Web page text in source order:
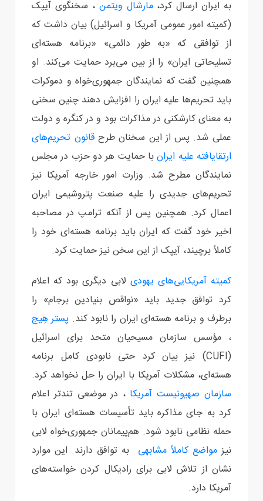
به ایران ارسال کرد،مارشال ویتمن ، سخنگوی آیپک
(کمیته امور عمومی آمریکا و اسرائیل) بیان داشت که
از توافقی که «به طور دائمی» «برنامه هسته‌ای
تسلیحاتی ایران» را از بین می‌برد حمایت می‌کند. او
همچنین گفت که نمایندگان جمهوری‌خواه و دموکرات
باید تحریم‌ها علیه ایران را افزایش دهند چنین سخنی
به معنای کارشکنی در مذاکرات بود و در کنگره و دولت
عملی شد. پس از این سخنان طرح قانون تحریم‌های
ارتقایافته علیه ایرانبا حمایت هر دو حزب در مجلس
نمایندگان مطرح شد. وزارت امور خارجه آمریکا نیز
تحریم‌های جدیدی را علیه صنعت پتروشیمی ایران
اعمال کرد. همچنین پس از آنکه ترامپ در مصاحبه
اخیر خود گفت که ایران باید برنامه هسته‌ای خود را
کاملاً برچیند، آیپک از این سخن نیز حمایت کرد.
کمیته آمریکایی‌های یهودی لابی دیگری بود که اعلام
کرد توافق جدید باید «نواقص بنیادین برجام» را
برطرف و برنامه هسته‌ای ایران را نابود کند. پستر هِیج
، مؤسس سازمان مسیحیان متحد برای اسرائیل
(CUFI) نیز بیان کرد حتی نابودی کامل برنامه
هسته‌ای، مشکلات آمریکا با ایران را حل نخواهد کرد.
سازمان صهیونیست آمریکا ، در موضعی تندتر اعلام
کرد به جای مذاکره باید تأسیسات هسته‌ای ایران با
حمله نظامی نابود شود. هم‌پیمانان جمهوری‌خواه لابی
نیزمواضع کاملاً مشابهی به توافق دارند. این موارد
نشان از تلاش لابی برای رادیکال کردن خواسته‌های
آمریکا دارد.